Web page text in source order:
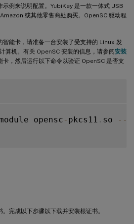
例来说明配置。YubiKey 是一款一体式 USB
或其他零售商处购买。OpenSC 驱动程
智能卡，请准备一台安装了受支持的 Linux 发
算机。有关 OpenSC 安装的信息，请参阅安装
卡，然后运行以下命令以验证 OpenSC 是否支
module opensc - pkcs11 . so --
完成以下步骤以下载并安装根证书。